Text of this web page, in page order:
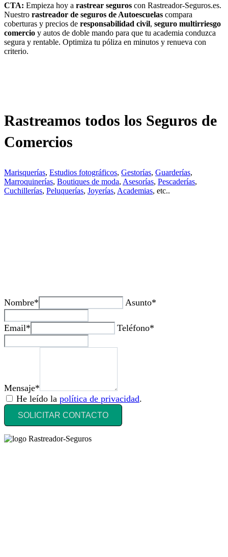
CTA: Empieza hoy a rastrear seguros con Rastreador-Seguros.es.
Nuestro rastreador de seguros de Autoescuelas compara
coberturas y precios de responsabilidad civil, seguro multirriesgo
comercio y autos de doble mando para que tu academia conduzca
segura y rentable. Optimiza tu póliza en minutos y renueva con
criterio.
Rastreamos todos los Seguros de
Comercios
Marisquerías, Estudios fotográficos, Gestorías, Guarderías,
Marroquinerías, Boutiques de moda, Asesorías, Pescaderías,
Cuchillerías, Peluquerías, Joyerías, Academias, etc..
Nombre* Asunto*
Email* Teléfono*
Mensaje*
He leído la política de privacidad.
SOLICITAR CONTACTO